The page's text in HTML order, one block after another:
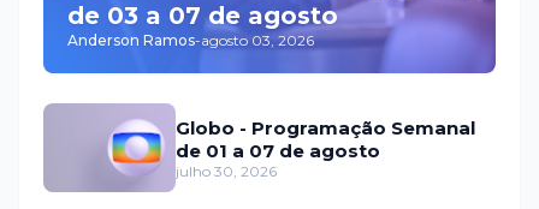
de 03 a 07 de agosto
Anderson Ramos-agosto 03, 2026
Globo - Programação Semanal
de 01 a 07 de agosto
julho 30, 2026